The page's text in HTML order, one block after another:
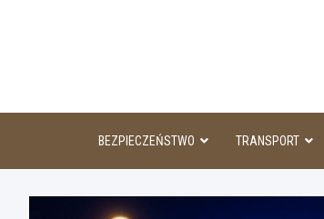
BEZPIECZEŃSTWO TRANSPORT